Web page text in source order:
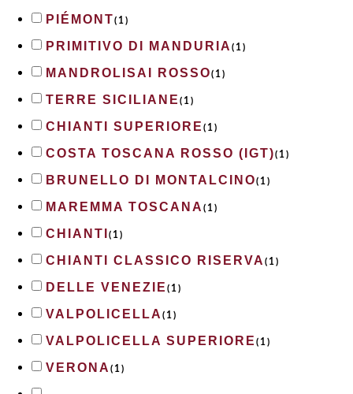
PIÉMONT( 1 )
PRIMITIVO DI MANDURIA ( 1 )
MANDROLISAI ROSSO( 1 )
TERRE SICILIANE ( 1 )
CHIANTI SUPERIORE ( 1 )
COSTA TOSCANA ROSSO (IGT)( 1 )
BRUNELLO DI MONTALCINO( 1 )
MAREMMA TOSCANA ( 1 )
CHIANTI ( 1 )
CHIANTI CLASSICO RISERVA ( 1 )
DELLE VENEZIE ( 1 )
VALPOLICELLA ( 1 )
VALPOLICELLA SUPERIORE ( 1 )
VERONA ( 1 )